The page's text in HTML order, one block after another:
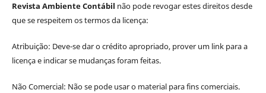
Revista Ambiente Contábil não pode revogar estes direitos desde
que se respeitem os termos da licença:
Atribuição: Deve-se dar o crédito apropriado, prover um link para a
licença e indicar se mudanças foram feitas.
Não Comercial: Não se pode usar o material para fins comerciais.